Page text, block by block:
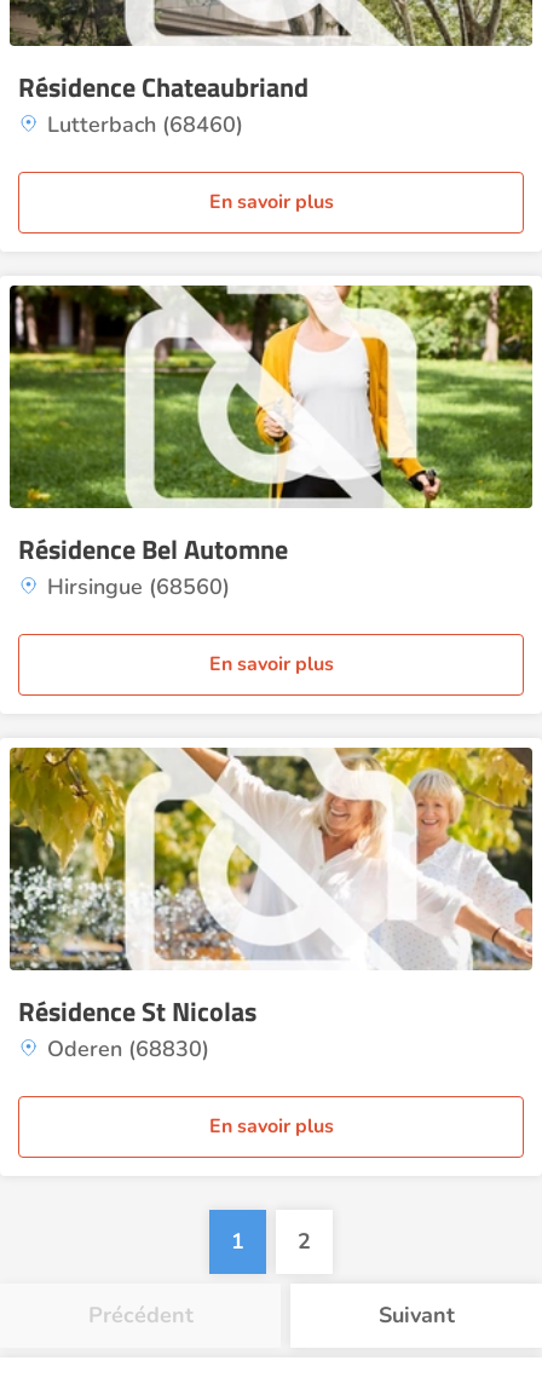
Résidence Chateaubriand
Lutterbach (68460)
En savoir plus
Résidence Bel Automne
Hirsingue (68560)
En savoir plus
Résidence St Nicolas
Oderen (68830)
En savoir plus
1 2
Précédent Suivant